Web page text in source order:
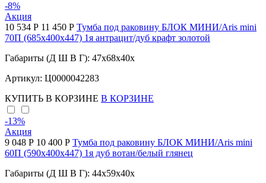
-8%
Акция
10 534 Р 11 450 Р Тумба под раковину БЛОК МИНИ/Aris mini
70П (685х400х447) 1я антрацит/дуб крафт золотой
Габариты (Д Ш В Г): 47x68x40x
Артикул: Ц0000042283
КУПИТЬ В КОРЗИНЕ В КОРЗИНЕ
-13%
Акция
9 048 Р 10 400 Р Тумба под раковину БЛОК МИНИ/Aris mini
60П (590х400х447) 1я дуб вотан/белый глянец
Габариты (Д Ш В Г): 44x59x40x